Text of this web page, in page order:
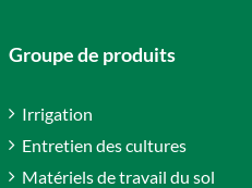
Groupe de produits
Irrigation
Entretien des cultures
Matériels de travail du sol